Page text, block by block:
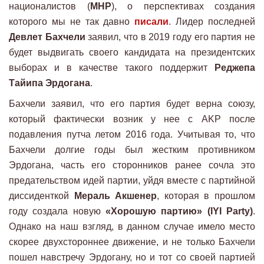
националистов (MHP), о перспективах создания
которого мы не так давно писали. Лидер последней
Девлет Бахчели заявил, что в 2019 году его партия не
будет выдвигать своего кандидата на президентских
выборах и в качестве такого поддержит
Реджепа
Тайипа Эрдогана.
Бахчели заявил, что его партия будет верна союзу,
который фактически возник у нее с AKP после
подавления путча летом 2016 года. Учитывая то, что
Бахчели долгие годы был жестким противником
Эрдогана, часть его сторонников ранее сочла это
предательством идей партии, уйдя вместе с партийной
диссиденткой
Мераль Акшенер, которая в прошлом
году создала новую«Хорошую партию» (IYI Party).
Однако на наш взгляд, в данном случае имело место
скорее двухстороннее движение, и не только Бахчели
пошел навстречу Эрдогану, но и тот со своей партией